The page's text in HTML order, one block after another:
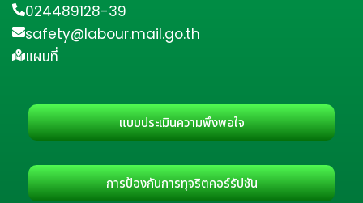
024489128-39
safety@labour.mail.go.th
แผนที่
แบบประเมินความพึงพอใจ
การป้องกันการทุจริตคอร์รัปชัน